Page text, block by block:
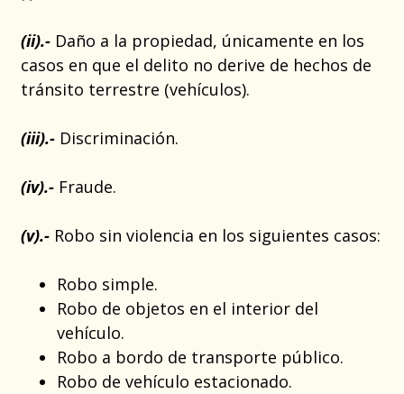
(ii).- Daño a la propiedad, únicamente en los
casos en que el delito no derive de hechos de
tránsito terrestre (vehículos).
(iii).- Discriminación.
(iv).- Fraude.
(v).- Robo sin violencia en los siguientes casos:
Robo simple.
Robo de objetos en el interior del
vehículo.
Robo a bordo de transporte público.
Robo de vehículo estacionado.